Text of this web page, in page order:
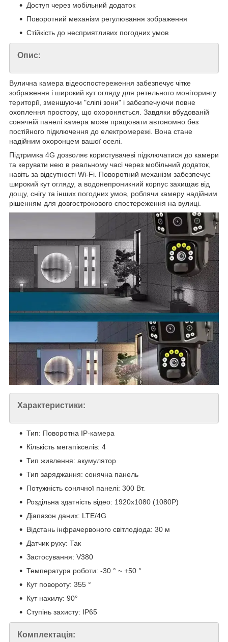
Доступ через мобільний додаток
Поворотний механізм регулювання зображення
Стійкість до несприятливих погодних умов
Опис:
Вулична камера відеоспостереження забезпечує чітке
зображення і широкий кут огляду для ретельного моніторингу
території, зменшуючи "сліпі зони" і забезпечуючи повне
охоплення простору, що охороняється. Завдяки вбудованій
сонячній панелі камера може працювати автономно без
постійного підключення до електромережі. Вона стане
надійним охоронцем вашої оселі.
Підтримка 4G дозволяє користувачеві підключатися до камери
та керувати нею в реальному часі через мобільний додаток,
навіть за відсутності Wi-Fi. Поворотний механізм забезпечує
широкий кут огляду, а водонепроникний корпус захищає від
дощу, снігу та інших погодних умов, роблячи камеру надійним
рішенням для довгострокового спостереження на вулиці.
Характеристики:
Тип: Поворотна IP-камера
Кількість мегапікселів: 4
Тип живлення: акумулятор
Тип заряджання: сонячна панель
Потужність сонячної панелі: 300 Вт.
Роздільна здатність відео: 1920x1080 (1080P)
Діапазон даних: LTE/4G
Відстань інфрачервоного світлодіода: 30 м
Датчик руху: Так
Застосування: V380
Температура роботи: -30 ° ~ +50 °
Кут повороту: 355 °
Кут нахилу: 90°
Ступінь захисту: IP65
Комплектація: